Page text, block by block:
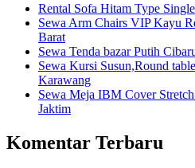
Rental Sofa Hitam Type
Sewa Arm Chairs VIP Kayu
Barat
Sewa Tenda bazar Putih
Sewa Kursi Susun,Round
Karawang
Sewa Meja IBM Cover
Jaktim
Komentar Terbaru